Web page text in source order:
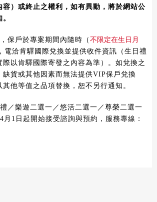
容）或終止之權利，如有異動，將於網站公
保戶於專案期間內隨時（ 不限定在生日月
電洽肯驛國際兌換並提供收件資訊（生日禮
際以肯驛國際寄發之內容為準）。 如兌換之
缺貨或其他因素而無法提供VIP保戶兌換
他等值之品項替換，恕不另行通知。
／樂遊二選一／悠活二選一／尊榮二選一
月1日起開始接受諮詢與預約，服務專線：